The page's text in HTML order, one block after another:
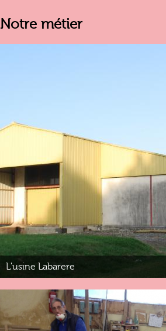
Notre métier
L'usine Labarere